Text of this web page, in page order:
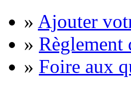
» Ajouter
» Règlement
» Foire aux